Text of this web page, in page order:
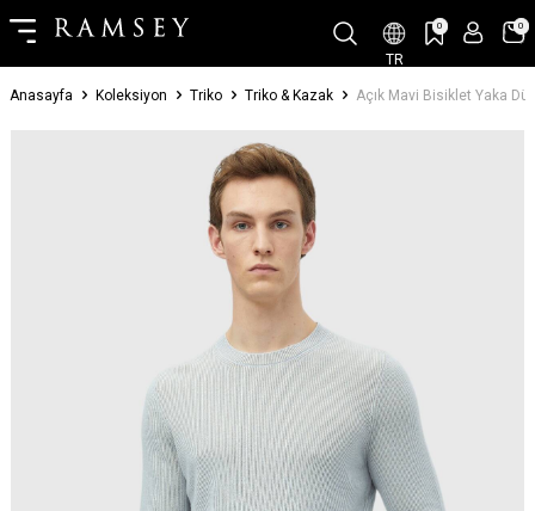
TR
0 0
Anasayfa Koleksiyon Triko Triko & Kazak Açık Mavi Bisiklet Yaka